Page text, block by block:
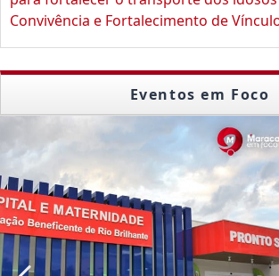
Convivência e Fortalecimento de
Eventos em Foco